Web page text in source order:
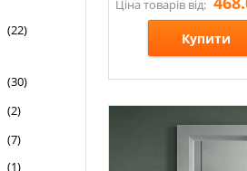
(1)
(43)
(
(263
(32
(22)
(30)
(2)
(7)
(1)
Ціна товарів від:
Купити
Розміри: 325х977;
Стилі: Під дерево;